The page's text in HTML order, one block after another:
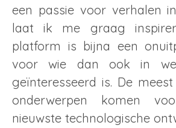
een passie voor verhalen
laat ik me graag
platform is bijna een
voor wie dan ook in
geïnteresseerd is. De
onderwerpen komen
nieuwste technologische